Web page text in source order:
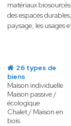
matériaux
des espaces
paysage, les usages
26 types de
biens
Maison individuelle
Maison passive /
écologique
Chalet / Maison en
bois